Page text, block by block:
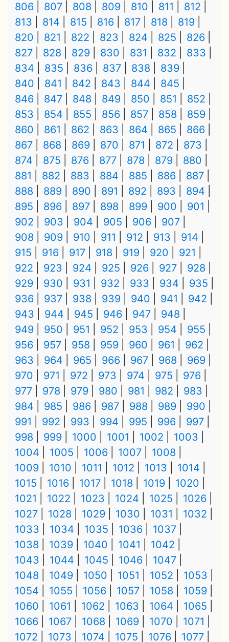
806
807 808 809 810 811
812
813
814 815 816 817 818
819
820
821 822 823 824 825
826
827
828 829 830 831 832
833
834
835 836 837 838
839
840
841 842 843 844
845
846
847 848 849 850 851
852
853
854 855 856 857 858
859
860
861 862 863 864 865
866
867
868 869 870 871 872
873
874
875 876 877 878 879
880
881
882 883 884 885 886
887
888
889 890 891 892 893
894
895
896 897 898 899 900
901
902
903 904 905 906
907
908
909 910 911 912 913
914
915
916 917 918 919 920
921
922
923 924 925 926 927
928
929
930 931 932 933 934
935
936
937 938 939 940 941
942
943
944 945 946 947
948
949
950 951 952 953 954
955
956
957 958 959 960 961
962
963
964 965 966 967 968
969
970
971 972 973 974 975
976
977
978 979 980 981 982
983
984
985 986 987 988 989
990
991
992 993 994 995 996
997
998
999 1000 1001 1002
1003
1004
1005 1006 1007
1008
1009
1010 1011 1012 1013
1014
1015
1016 1017 1018 1019
1020
1021
1022 1023 1024 1025
1026
1027
1028 1029 1030 1031
1032
1033
1034 1035 1036
1037
1038
1039 1040 1041
1042
1043
1044 1045 1046
1047
1048
1049 1050 1051 1052
1053
1054
1055 1056 1057 1058
1059
1060
1061 1062 1063 1064
1065
1066
1067 1068 1069 1070
1071
1072
1073 1074 1075 1076 1077